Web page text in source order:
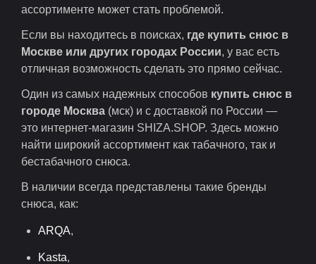
ассортименте может стать проблемой.
Если вы находитесь в поисках, где купить снюс в
Москве или других городах России, у вас есть
отличная возможность сделать это прямо сейчас.
Один из самых надежных способов купить снюс в
городе Москва (мск) и с доставкой по России —
это интернет-магазин SHIZA.SHOP. Здесь можно
найти широкий ассортимент как табачного, так и
бестабачного снюса.
В наличии всегда представлены такие бренды
снюса, как:
ARQA,
Kasta,